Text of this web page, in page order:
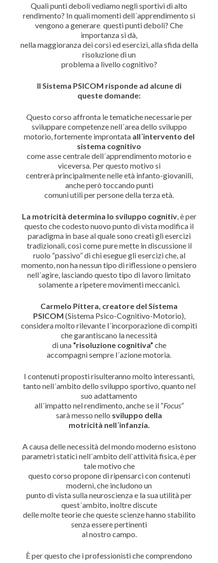
Quali punti deboli vediamo negli sportivi di alto
rendimento? In quali momenti dell´apprendimento si
vengono a generare questi punti deboli? Che
importanza si dà,
nella maggioranza dei corsi ed esercizi, alla sfida della
risoluzione di un
problema a livello cognitivo?
Il Sistema PSICOM risponde ad alcune di
queste domande:
Questo corso affronta le tematiche necessarie per
sviluppare competenze nell´area dello sviluppo
motorio, fortemente improntata all´intervento del
sistema cognitivo
come asse centrale dell´apprendimento motorio e
viceversa. Per questo motivo si
centrerà principalmente nelle età infanto-giovanili,
anche però toccando punti
comuni utili per persone della terza età.
La motricità determina lo sviluppo cognitiv, è per
questo che codesto nuovo punto di vista modifica il
paradigma in base al quale sono creati gli esercizi
tradizionali, così come pure mette in discussione il
ruolo “passivo” di chi esegue gli esercizi che, al
momento, non ha nessun tipo di riflessione o pensiero
nell´agire, lasciando questo tipo di lavoro limitato
solamente a ripetere movimenti meccanici.
Carmelo Pittera, creatore del Sistema
PSICOM (Sistema Psico-Cognitivo-Motorio),
considera molto rilevante l´incorporazione di compiti
che garantiscano la necessità
di una “risoluzione cognitiva” che
accompagni sempre l´azione motoria.
I contenuti proposti risulteranno molto interessanti,
tanto nell´ambito dello sviluppo sportivo, quanto nel
suo adattamento
all´impatto nel rendimento, anche se il “Focus”
sarà messo nello sviluppo della
motricità nell´infanzia.
A causa delle necessità del mondo moderno esistono
parametri statici nell´ambito dell`attività fisica, è per
tale motivo che
questo corso propone di ripensarci con contenuti
moderni, che includono un
punto di vista sulla neuroscienza e la sua utilità per
quest´ambito, inoltre discute
delle molte teorie che queste scienze hanno stabilito
senza essere pertinenti
al nostro campo.
È per questo che i professionisti che comprendono